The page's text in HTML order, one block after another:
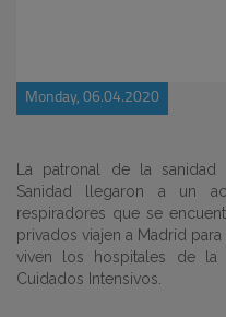
Monday, 06.04.2020
La patronal de la
Sanidad llegaron a un
respiradores que se
privados viajen a Madrid
viven los hospitales de la
Cuidados Intensivos.